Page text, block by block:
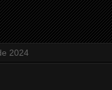
2024